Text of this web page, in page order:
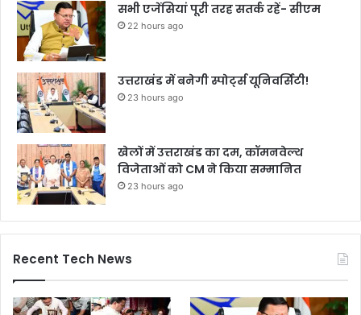
सभी एजेंसियां पूरी तरह सतर्क रहें- सीएम
22 hours ago
उत्तराखंड में बनेगी स्पोर्ट्स यूनिवर्सिटी!
23 hours ago
खेलों में उत्तराखंड का दम, कॉमनवेल्थ
विजेताओं को CM ने किया सम्मानित
23 hours ago
Recent Tech News